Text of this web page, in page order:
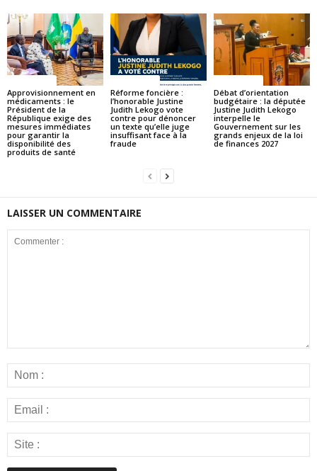
Approvisionnement en
médicaments : le
Président de la
République exige des
mesures immédiates
pour garantir la
disponibilité des
produits de santé
Réforme foncière :
l’honorable Justine
Judith Lekogo vote
contre pour dénoncer
un texte qu’elle juge
insuffisant face à la
fraude
Débat d’orientation
budgétaire : la députée
Justine Judith Lekogo
interpelle le
Gouvernement sur les
grands enjeux de la loi
de finances 2027
LAISSER UN COMMENTAIRE